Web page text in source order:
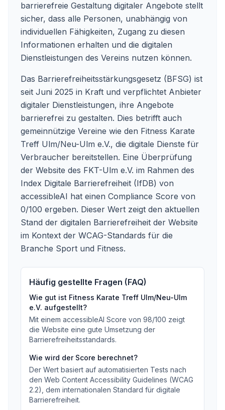
barrierefreie Gestaltung digitaler Angebote stellt
sicher, dass alle Personen, unabhängig von
individuellen Fähigkeiten, Zugang zu diesen
Informationen erhalten und die digitalen
Dienstleistungen des Vereins nutzen können.
Das Barrierefreiheitsstärkungsgesetz (BFSG) ist
seit Juni 2025 in Kraft und verpflichtet Anbieter
digitaler Dienstleistungen, ihre Angebote
barrierefrei zu gestalten. Dies betrifft auch
gemeinnützige Vereine wie den Fitness Karate
Treff Ulm/Neu-Ulm e.V., die digitale Dienste für
Verbraucher bereitstellen. Eine Überprüfung
der Website des FKT-Ulm e.V. im Rahmen des
Index Digitale Barrierefreiheit (IfDB) von
accessibleAI hat einen Compliance Score von
0/100 ergeben. Dieser Wert zeigt den aktuellen
Stand der digitalen Barrierefreiheit der Website
im Kontext der WCAG-Standards für die
Branche Sport und Fitness.
Häufig gestellte Fragen (FAQ)
Wie gut ist Fitness Karate Treff Ulm/Neu-Ulm
e.V. aufgestellt?
Mit einem accessibleAI Score von 98/100 zeigt
die Website eine gute Umsetzung der
Barrierefreiheitsstandards.
Wie wird der Score berechnet?
Der Wert basiert auf automatisierten Tests nach
den Web Content Accessibility Guidelines (WCAG
2.2), dem internationalen Standard für digitale
Barrierefreiheit.